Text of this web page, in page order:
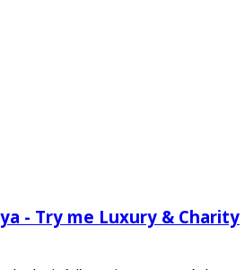
- Try me Luxury & Charity